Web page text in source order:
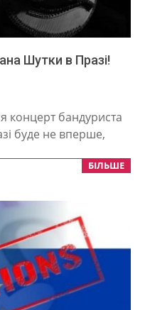
Шутки в Празі!
концерт бандуриста
буде не вперше,
БІЛЬШЕ